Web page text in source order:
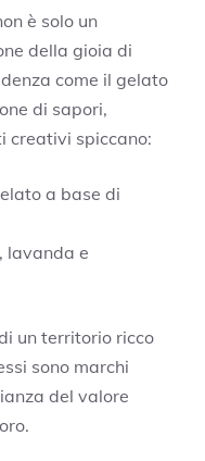
è solo un
della gioia di
come il gelato
di sapori,
creativi spiccano:
a base di
lavanda e
un territorio ricco
sono marchi
del valore